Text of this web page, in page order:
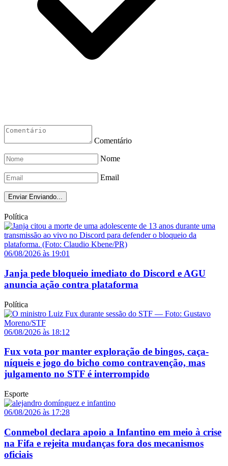
Comentário
Nome
Email
Enviar Enviando...
Política
06/08/2026 às 19:01
Janja pede bloqueio imediato do Discord e AGU
anuncia ação contra plataforma
Política
06/08/2026 às 18:12
Fux vota por manter exploração de bingos, caça-
níqueis e jogo do bicho como contravenção, mas
julgamento no STF é interrompido
Esporte
06/08/2026 às 17:28
Conmebol declara apoio a Infantino em meio à crise
na Fifa e rejeita mudanças fora dos mecanismos
oficiais